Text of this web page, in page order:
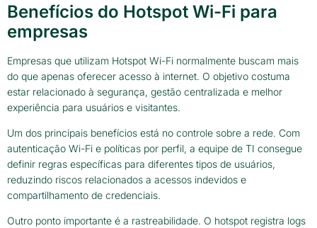
Benefícios do Hotspot Wi-Fi para
empresas
Empresas que utilizam Hotspot Wi-Fi normalmente buscam mais
do que apenas oferecer acesso à internet. O objetivo costuma
estar relacionado à segurança, gestão centralizada e melhor
experiência para usuários e visitantes.
Um dos principais benefícios está no controle sobre a rede. Com
autenticação Wi-Fi e políticas por perfil, a equipe de TI consegue
definir regras específicas para diferentes tipos de usuários,
reduzindo riscos relacionados a acessos indevidos e
compartilhamento de credenciais.
Outro ponto importante é a rastreabilidade. O hotspot registra logs